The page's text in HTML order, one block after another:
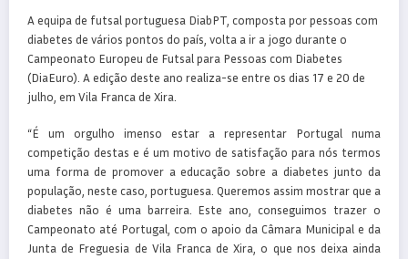
A equipa de futsal portuguesa DiabPT, composta por pessoas com
diabetes de vários pontos do país, volta a ir a jogo durante o
Campeonato Europeu de Futsal para Pessoas com Diabetes
(DiaEuro). A edição deste ano realiza-se entre os dias 17 e 20 de
julho, em Vila Franca de Xira.
“É um orgulho imenso estar a representar Portugal numa
competição destas e é um motivo de satisfação para nós termos
uma forma de promover a educação sobre a diabetes junto da
população, neste caso, portuguesa. Queremos assim mostrar que a
diabetes não é uma barreira. Este ano, conseguimos trazer o
Campeonato até Portugal, com o apoio da Câmara Municipal e da
Junta de Freguesia de Vila Franca de Xira, o que nos deixa ainda